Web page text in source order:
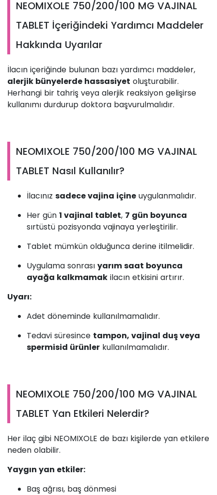
NEOMIXOLE 750/200/100 MG VAJINAL
TABLET İçeriğindeki Yardımcı Maddeler
Hakkında Uyarılar
İlacın içeriğinde bulunan bazı yardımcı maddeler,
alerjik bünyelerde hassasiyet oluşturabilir.
Herhangi bir tahriş veya alerjik reaksiyon gelişirse
kullanımı durdurup doktora başvurulmalıdır.
NEOMIXOLE 750/200/100 MG VAJINAL
TABLET Nasıl Kullanılır?
İlacınız sadece vajina içine uygulanmalıdır.
Her gün 1 vajinal tablet, 7 gün boyunca
sırtüstü pozisyonda vajinaya yerleştirilir.
Tablet mümkün olduğunca derine itilmelidir.
Uygulama sonrası yarım saat boyunca
ayağa kalkmamak ilacın etkisini artırır.
Uyarı:
Adet döneminde kullanılmamalıdır.
Tedavi süresince tampon, vajinal duş veya
spermisid ürünler kullanılmamalıdır.
NEOMIXOLE 750/200/100 MG VAJINAL
TABLET Yan Etkileri Nelerdir?
Her ilaç gibi NEOMIXOLE de bazı kişilerde yan etkilere
neden olabilir.
Yaygın yan etkiler:
Baş ağrısı, baş dönmesi